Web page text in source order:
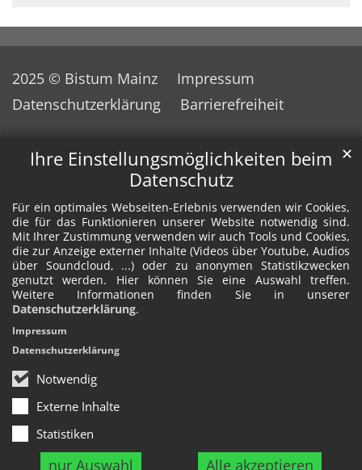
Ihre Einstellungsmöglichkeiten beim
Datenschutz
Für ein optimales Webseiten-Erlebnis verwenden wir Cookies,
die für das Funktionieren unserer Website notwendig sind.
Mit Ihrer Zustimmung verwenden wir auch Tools und Cookies,
die zur Anzeige externer Inhalte (Videos über Youtube, Audios
über Soundcloud, ...) oder zu anonymen Statistikzwecken
genutzt werden. Hier können Sie eine Auswahl treffen.
Weitere Informationen finden Sie in unserer
Datenschutzerklärung.
Notwendig
Externe Inhalte
Statistiken
nur Auswahl Alle akzeptieren
✕
Impressum
Datenschutzerklärung
2025 © Bistum Mainz
Impressum
Datenschutzerklärung
Barrierefreiheit